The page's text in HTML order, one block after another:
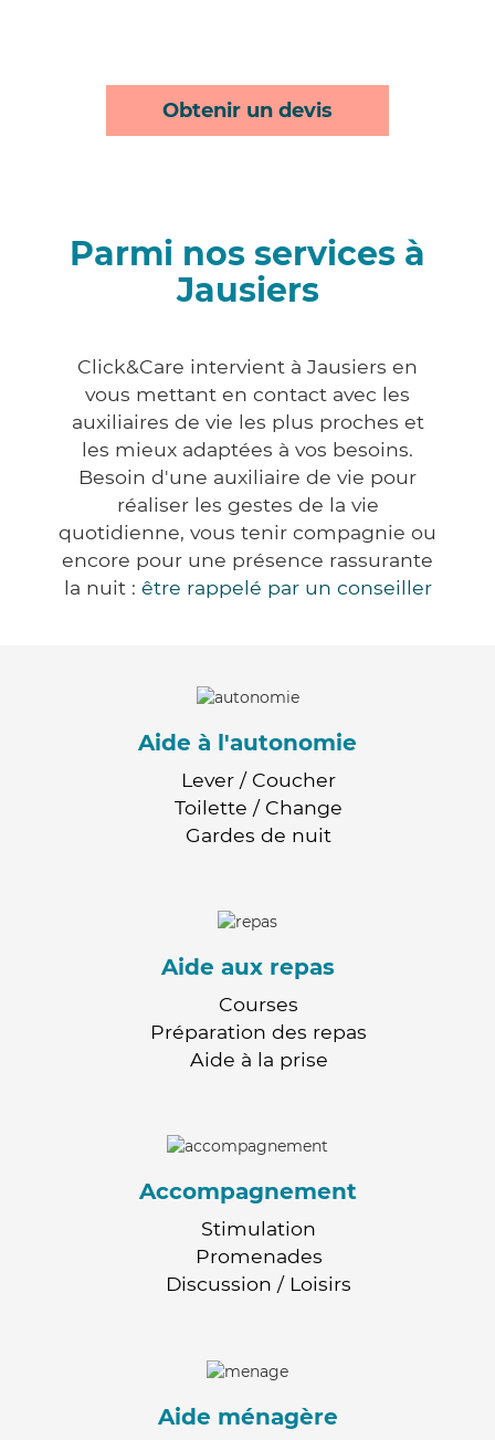
Obtenir un devis
Parmi nos services à
Jausiers
Click&Care intervient à Jausiers en
vous mettant en contact avec les
auxiliaires de vie les plus proches et
les mieux adaptées à vos besoins.
Besoin d'une auxiliaire de vie pour
réaliser les gestes de la vie
quotidienne, vous tenir compagnie ou
encore pour une présence rassurante
la nuit : être rappelé par un conseiller
Aide à l'autonomie
Lever / Coucher
Toilette / Change
Gardes de nuit
Aide aux repas
Courses
Préparation des repas
Aide à la prise
Accompagnement
Stimulation
Promenades
Discussion / Loisirs
Aide ménagère